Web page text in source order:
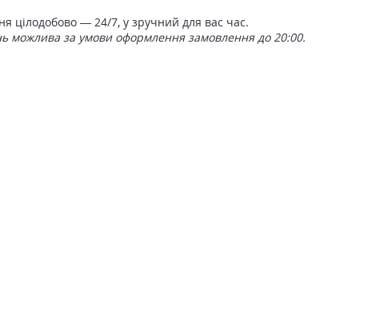
цілодобово — 24/7, у зручний для вас час.
можлива за умови оформлення замовлення до 20:00.